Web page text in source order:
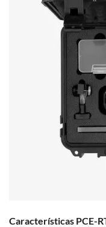
Características PCE-